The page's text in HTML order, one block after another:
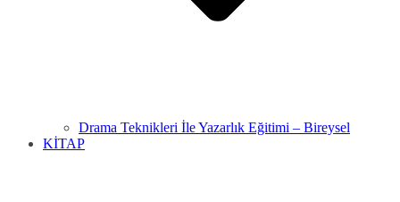
Drama Teknikleri İle Yazarlık Eğitimi – Bireysel
KİTAP